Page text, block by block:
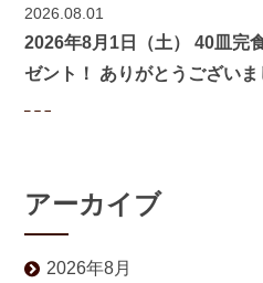
2026.08.01
2026年8月1日（土） 40皿完
ゼント！ ありがとうございま
アーカイブ
2026年8月